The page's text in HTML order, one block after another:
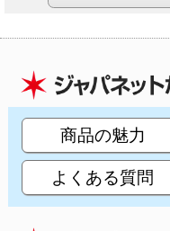
商品の魅力
よくある質問